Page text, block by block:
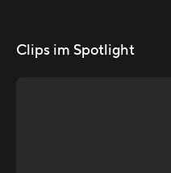
Clips im Spotlight